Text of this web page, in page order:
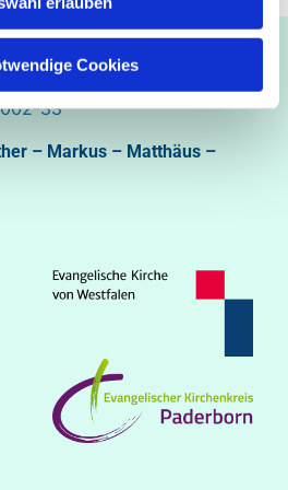
Cookies
Paderborn
Paderborn
33
– Markus – Matthäus –